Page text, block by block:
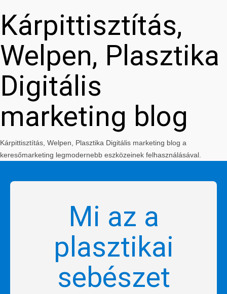
Kárpittisztítás,
Welpen, Plasztika
Digitális
marketing blog
Kárpittisztítás, Welpen, Plasztika Digitális marketing blog a
keresőmarketing legmodernebb eszközeinek felhasználásával.
Mi az a
plasztikai
sebészet